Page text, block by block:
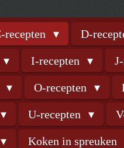
recepten D-
I-recepten
O-recepten
U-recepten
Koken in spreuken